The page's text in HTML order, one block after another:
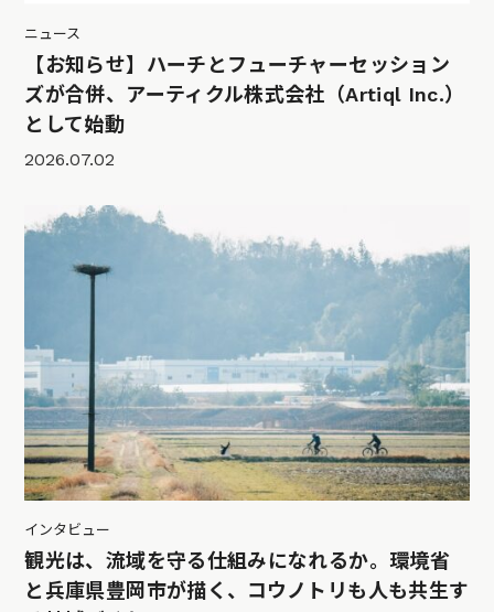
ニュース
【お知らせ】ハーチとフューチャーセッション
ズが合併、アーティクル株式会社（Artiql Inc.）
として始動
2026.07.02
インタビュー
観光は、流域を守る仕組みになれるか。環境省
と兵庫県豊岡市が描く、コウノトリも人も共生す